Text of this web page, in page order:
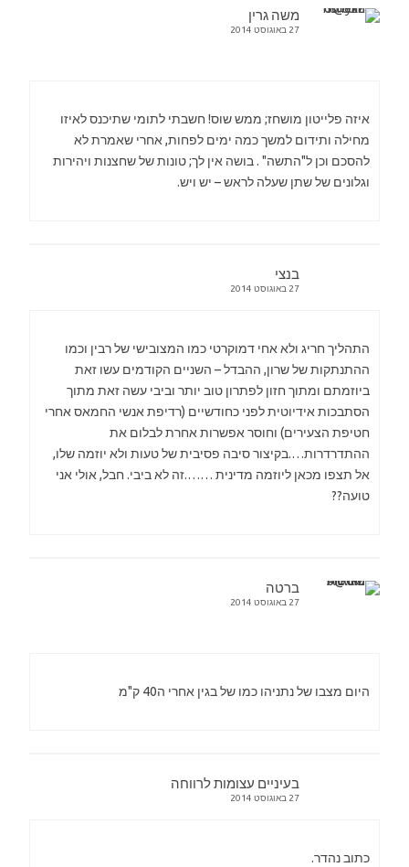
משה גרין
27 באוגוסט 2014
איזה פלייטון מושחז; ממש שוס! חשבתי לתומי שתיכנס לאיזו
מחילה ותידום למשך כמה ימים לפחות, אחרי שאמרת לא
להסכם וכן ל"התשה" . בושה אין לך; טונות של שחצנות ויהירות
וגלונים של שתן שעלה לראש – יש ויש.
בנצי
27 באוגוסט 2014
התהליך חריג ולא אחי דמוקרטי כמו המצובישי של רבין וכמו
ההתנתקות של שרון, ההבדל – השניים הקודמים עשו זאת
ביוזמתם ומתוך חזון לפתרון טוב יותר וביבי עשה זאת מתוך
הסתבכות אידיוטית לפני כחודשיים (רדיפת אנשי החמאס אחרי
חטיפת הצעירים) וחוסר אפשרות אחרת לבלום את
ההתדרדרות….בקיצור סיבה פסיבית של טעות ולא יוזמה שלו,
אל תצפו מכאן ליוזמה מדינית …….זה לא ביבי. חבל, אולי אני
טועה??
ברטה
27 באוגוסט 2014
היום מצבו של נתניהו כמו של בגין אחרי ה40 ק"מ
בעיניים עצומות לרווחה
27 באוגוסט 2014
כתוב נהדר.